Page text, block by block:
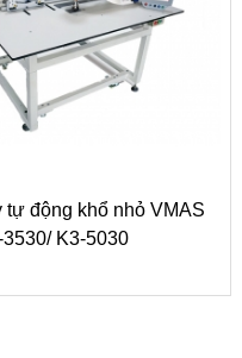
tự động khổ nhỏ VMAS
K3-5030